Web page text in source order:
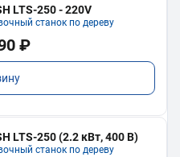
LTS-250 - 220V
станок по дереву
₽
LTS-250 (2.2 кВт, 400 В)
станок по дереву